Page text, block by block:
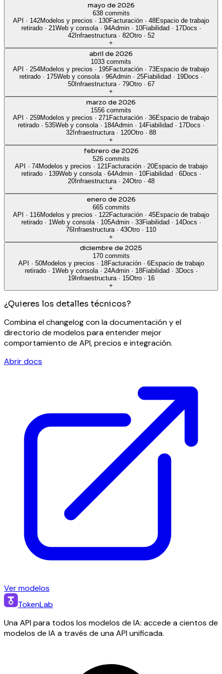
mayo de 2026
638 commits
API · 142Modelos y precios · 130Facturación · 48Espacio de trabajo
retirado· 21Web y consola· 94Admin· 10Fiabilidad· 17Docs ·
42Infraestructura· 82Otro· 52
+
abril de 2026
1033 commits
API · 254Modelos y precios · 195Facturación · 73Espacio de trabajo
retirado · 175Web y consola · 96Admin · 25Fiabilidad · 19Docs ·
50Infraestructura· 79Otro· 67
+
marzo de 2026
1556 commits
API · 259Modelos y precios · 271 Facturación · 36Espacio de trabajo
retirado· 535Web y consola· 184Admin· 14Fiabilidad· 17Docs ·
32Infraestructura · 120Otro · 88
+
febrero de 2026
526 commits
API · 74Modelos y precios · 121 Facturación· 20Espacio de trabajo
retirado· 139Web y consola· 64Admin· 10Fiabilidad· 6Docs ·
20Infraestructura· 24Otro· 48
+
enero de 2026
665 commits
API · 116Modelos y precios · 122Facturación · 45Espacio de trabajo
retirado· 1Web y consola· 105Admin· 33Fiabilidad· 14Docs ·
76Infraestructura · 43Otro · 110
+
diciembre de 2025
170 commits
API · 50Modelos y precios · 18Facturación· 6Espacio de trabajo
retirado· 1Web y consola· 24Admin· 18Fiabilidad· 3Docs ·
19Infraestructura· 15Otro· 16
+
¿Quieres los detalles técnicos?
Combina el changelog con la documentación y el
directorio de modelos para entender mejor
comportamiento de API, precios e integración.
Abrir docs
Ver modelos
TokenLab
Una API para todos los modelos de IA: accede a cientos de
modelos de IA a través de una API unificada.